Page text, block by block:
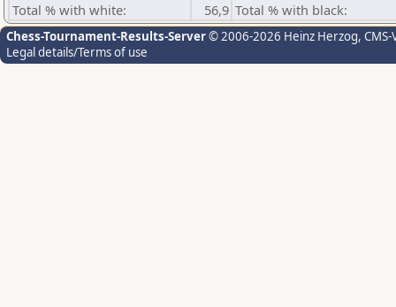
Total % with white:
56,9 Total % with black:
Chess-Tournament-Results-Server© 2006-2026 Heinz Herzog,
Legal details/Terms of use